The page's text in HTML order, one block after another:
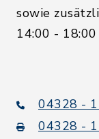
sowie
14:00 -
04328 -
04328 -